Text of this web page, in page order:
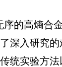
的高熵合
深入研究
统实验方